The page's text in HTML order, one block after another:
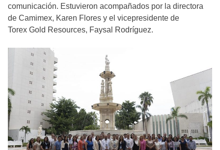
comunicación. Estuvieron acompañados por la directora
de Camimex, Karen Flores y el vicepresidente de
Torex Gold Resources, Faysal Rodríguez.